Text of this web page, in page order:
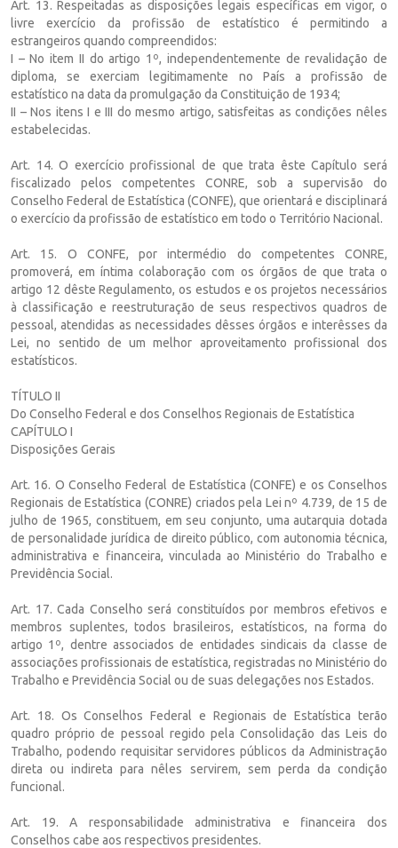
Art. 13. Respeitadas as disposições legais específicas em vigor, o
livre exercício da profissão de estatístico é permitindo a
estrangeiros quando compreendidos:
I – No item II do artigo 1º, independentemente de revalidação de
diploma, se exerciam legitimamente no País a profissão de
estatístico na data da promulgação da Constituição de 1934;
II – Nos itens I e III do mesmo artigo, satisfeitas as condições nêles
estabelecidas.
Art. 14. O exercício profissional de que trata êste Capítulo será
fiscalizado pelos competentes CONRE, sob a supervisão do
Conselho Federal de Estatística (CONFE), que orientará e disciplinará
o exercício da profissão de estatístico em todo o Território Nacional.
Art. 15. O CONFE, por intermédio do competentes CONRE,
promoverá, em íntima colaboração com os órgãos de que trata o
artigo 12 dêste Regulamento, os estudos e os projetos necessários
à classificação e reestruturação de seus respectivos quadros de
pessoal, atendidas as necessidades dêsses órgãos e interêsses da
Lei, no sentido de um melhor aproveitamento profissional dos
estatísticos.
TÍTULO II
Do Conselho Federal e dos Conselhos Regionais de Estatística
CAPÍTULO I
Disposições Gerais
Art. 16. O Conselho Federal de Estatística (CONFE) e os Conselhos
Regionais de Estatística (CONRE) criados pela Lei nº 4.739, de 15 de
julho de 1965, constituem, em seu conjunto, uma autarquia dotada
de personalidade jurídica de direito público, com autonomia técnica,
administrativa e financeira, vinculada ao Ministério do Trabalho e
Previdência Social.
Art. 17. Cada Conselho será constituídos por membros efetivos e
membros suplentes, todos brasileiros, estatísticos, na forma do
artigo 1º, dentre associados de entidades sindicais da classe de
associações profissionais de estatística, registradas no Ministério do
Trabalho e Previdência Social ou de suas delegações nos Estados.
Art. 18. Os Conselhos Federal e Regionais de Estatística terão
quadro próprio de pessoal regido pela Consolidação das Leis do
Trabalho, podendo requisitar servidores públicos da Administração
direta ou indireta para nêles servirem, sem perda da condição
funcional.
Art. 19. A responsabilidade administrativa e financeira dos
Conselhos cabe aos respectivos presidentes.